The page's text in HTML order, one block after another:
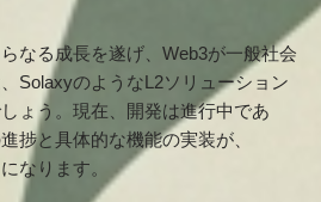
なる成長を遂げ、Web3が一般社会
SolaxyのようなL2ソリューション
ょう。現在、開発は進行中であ
捗と具体的な機能の実装が、
なります。